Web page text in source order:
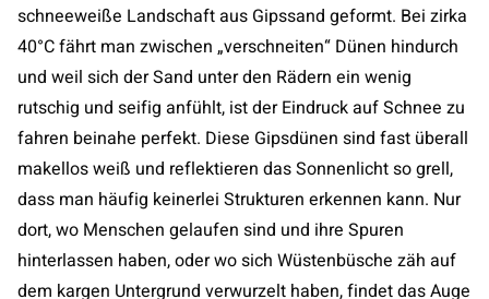
schneeweiße Landschaft aus Gipssand geformt. Bei zirka
40°C fährt man zwischen „verschneiten“ Dünen hindurch
und weil sich der Sand unter den Rädern ein wenig
rutschig und seifig anfühlt, ist der Eindruck auf Schnee zu
fahren beinahe perfekt. Diese Gipsdünen sind fast überall
makellos weiß und reflektieren das Sonnenlicht so grell,
dass man häufig keinerlei Strukturen erkennen kann. Nur
dort, wo Menschen gelaufen sind und ihre Spuren
hinterlassen haben, oder wo sich Wüstenbüsche zäh auf
dem kargen Untergrund verwurzelt haben, findet das Auge